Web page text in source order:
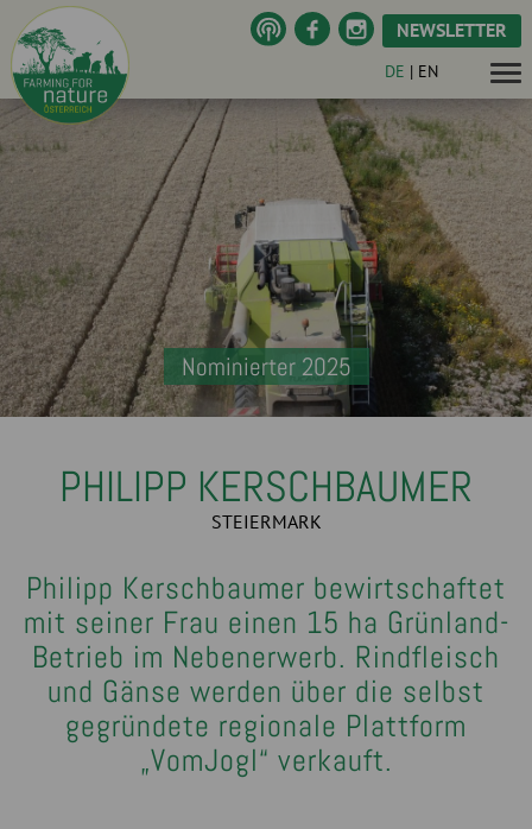
NEWSLETTER
DE | EN
Nominierter 2025
PHILIPP KERSCHBAUMER
STEIERMARK
Philipp Kerschbaumer bewirtschaftet
mit seiner Frau einen 15 ha Grünland-
Betrieb im Nebenerwerb. Rindfleisch
und Gänse werden über die selbst
gegründete regionale Plattform
„VomJogl“ verkauft.